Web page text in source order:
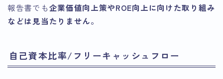
報告書でも企業価値向上策やROE向上に向けた取り組み
などは見当たりません。
自己資本比率/フリーキャッシュフロー